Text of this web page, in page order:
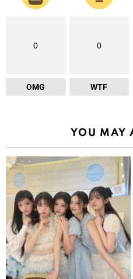
0
OMG
0
WTF
YOU MAY